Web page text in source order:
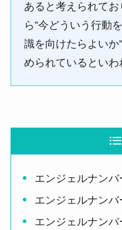
あると考えられて
ら”今どういう行動
識を向けたらよいか
められているといわ
エンジェルナン
エンジェルナン
エンジェルナン